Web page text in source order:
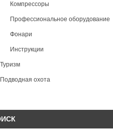
Компрессоры
Профессиональное оборудование
Фонари
Инструкции
Туризм
Подводная охота